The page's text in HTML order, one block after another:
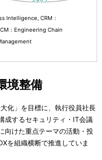
Intelligence, CRM：
：Engineering Chain
境整備
化」を目標に、執行役員社長
成するセキュリティ・IT会議
向けた重点テーマの活動・投
を組織横断で推進していま